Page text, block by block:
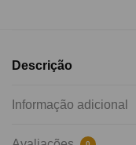
Descrição
Informação adicional